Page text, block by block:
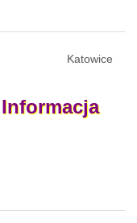
Katowice
Informacja